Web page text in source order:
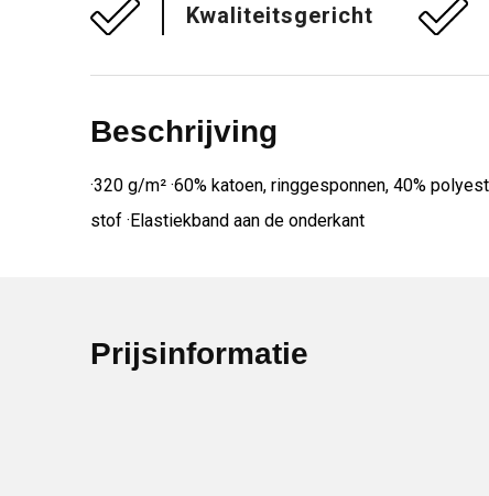
Kwaliteitsgericht
Beschrijving
·320 g/m² ·60% katoen, ringgesponnen, 40%
stof ·Elastiekband aan de onderkant
Prijsinformatie